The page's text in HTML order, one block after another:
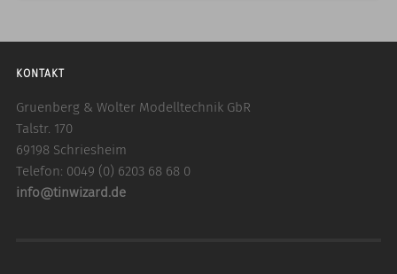
KONTAKT
Gruenberg & Wolter Modelltechnik GbR
Talstr. 170
69198 Schriesheim
Telefon: 0049 (0) 6203 68 68 0
info@tinwizard.de